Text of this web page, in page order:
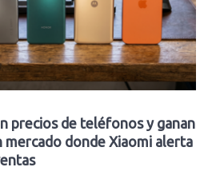
precios de teléfonos y ganan
mercado donde Xiaomi alerta